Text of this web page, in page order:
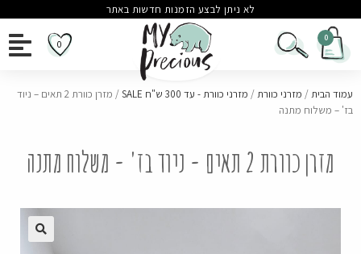
לא ניתן לבצע הזמנות חדשות באתר
0
עמוד הבית/ מזרני כוורת/ מזרני כוורת - עד 300 ש"ח SALE
/ מזרן כוורת 2 תאים – ניוד
בז' – משלוח מתנה
מזרן כוורת 2 תאים - ניוד בז' - משלוח מתנה